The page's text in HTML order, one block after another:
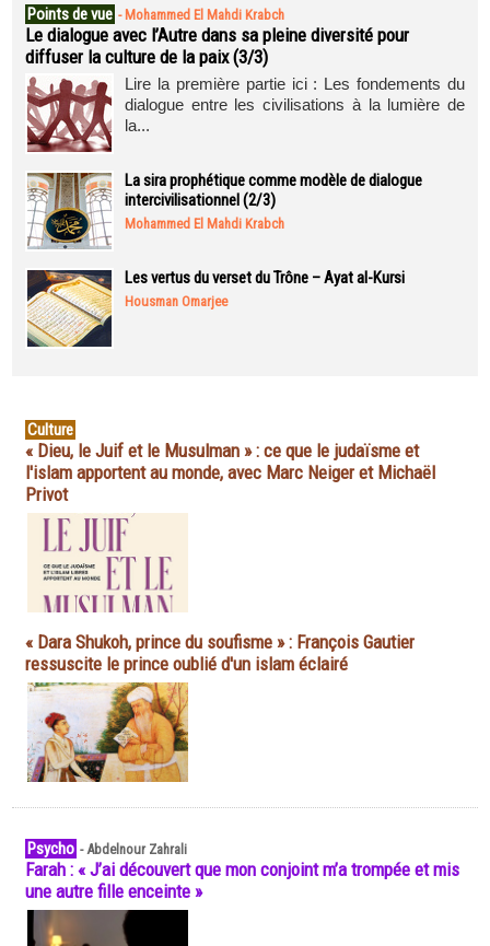
Points de vue - Mohammed El Mahdi Krabch
Le dialogue avec l’Autre dans sa pleine diversité pour
diffuser la culture de la paix (3/3)
Lire la première partie ici : Les fondements du
dialogue entre les civilisations à la lumière de
la...
La sira prophétique comme modèle de dialogue
intercivilisationnel (2/3)
Mohammed El Mahdi Krabch
Les vertus du verset du Trône – Ayat al-Kursi
Housman Omarjee
Culture
« Dieu, le Juif et le Musulman » : ce que le judaïsme et
l'islam apportent au monde, avec Marc Neiger et Michaël
Privot
« Dara Shukoh, prince du soufisme » : François Gautier
ressuscite le prince oublié d'un islam éclairé
Psycho -Abdelnour Zahrali
Farah : « J’ai découvert que mon conjoint m’a trompée et mis
une autre fille enceinte »